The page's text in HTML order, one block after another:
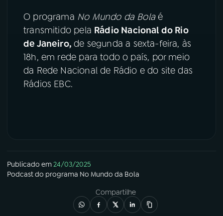
O programa No Mundo da Bolaé
transmitido pela Rádio Nacional do Rio
de Janeiro,de segunda a sexta-feira, às
18h, em rede para todo o país, por meio
da Rede Nacional de Rádio e do site das
Rádios EBC.
Publicado em24/03/2025
Podcastdo programa No Mundo da Bola
Compartilhe